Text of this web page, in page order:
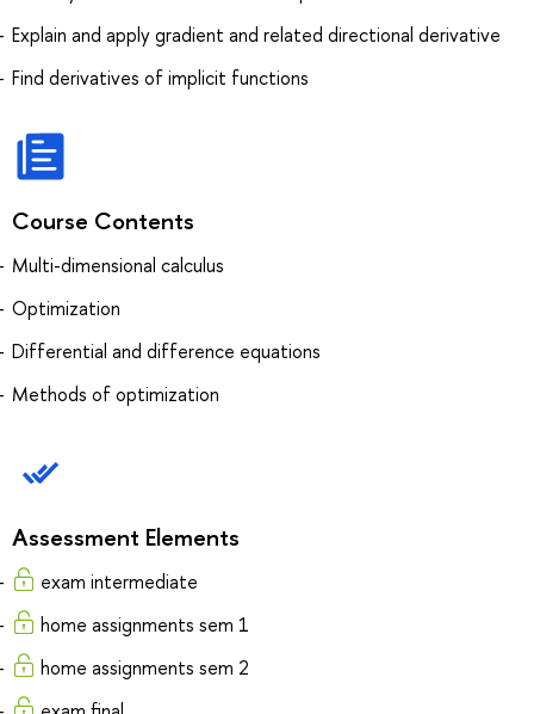
Explain and apply gradient and related directional derivative
Find derivatives of implicit functions
Course Contents
Multi-dimensional calculus
Optimization
Differential and difference equations
Methods of optimization
Assessment Elements
exam intermediate
home assignments sem 1
home assignments sem 2